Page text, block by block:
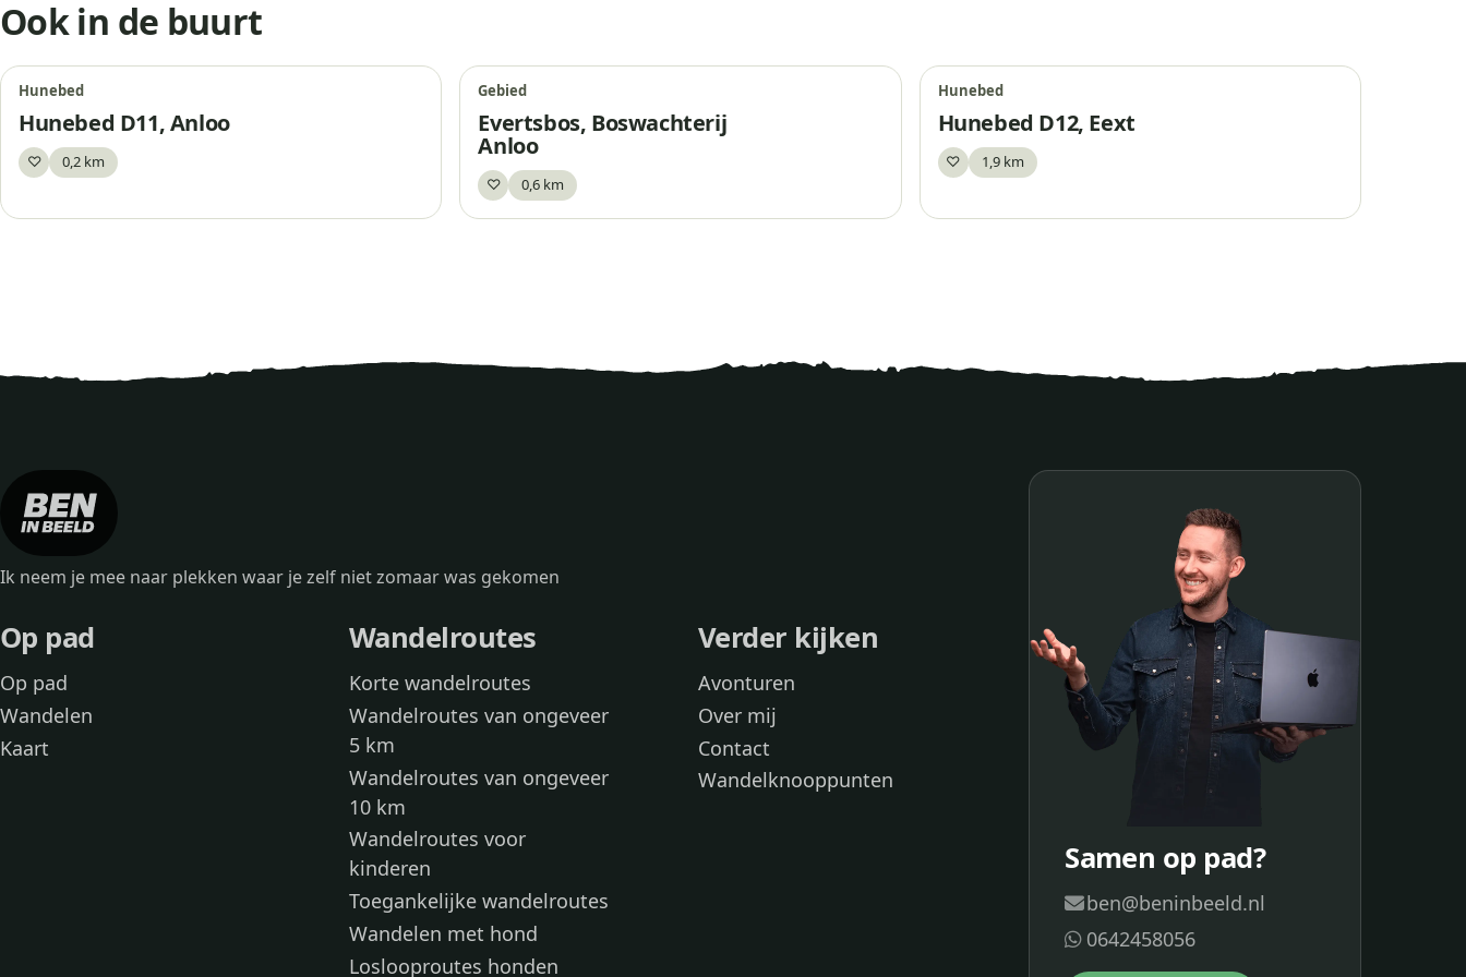
Ook in de buurt
Hunebed
Hunebed D11, Anloo
♡
Bewaar
0,2 km
Gebied
Evertsbos, Boswachterij
Anloo
♡
Bewaar
0,6 km
Hunebed
Hunebed D12, Eext
♡Bewaar
1,9 km
Ik neem je mee naar plekken waar je zelf niet zomaar was gekomen
Op pad
Op pad
Wandelen
Kaart
Wandelroutes
Korte wandelroutes
Wandelroutes van ongeveer
5 km
Wandelroutes van ongeveer
10 km
Wandelroutes voor
kinderen
Toegankelijke wandelroutes
Wandelen met hond
Loslooproutes honden
Verder kijken
Avonturen
Over mij
Contact
Wandelknooppunten
Samen op pad?
ben@beninbeeld.nl
0642458056